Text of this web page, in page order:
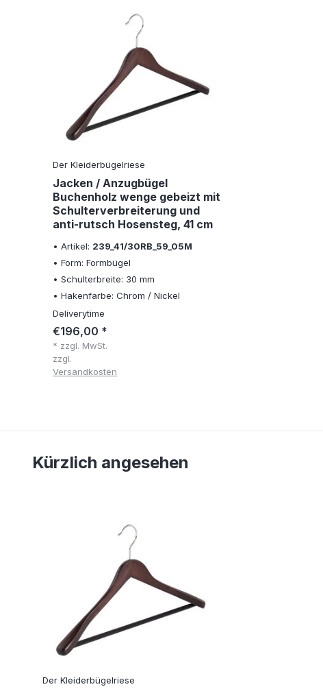
Der Kleiderbügelriese
Jacken / Anzugbügel
Buchenholz wenge gebeizt mit
Schulterverbreiterung und
anti-rutsch Hosensteg, 41 cm
• Artikel: 239_41/30RB_59_05M
• Form: Formbügel
• Schulterbreite: 30 mm
• Hakenfarbe: Chrom / Nickel
Deliverytime
€196,00 *
* zzgl. MwSt.
zzgl.
Versandkosten
Kürzlich angesehen
Der Kleiderbügelriese